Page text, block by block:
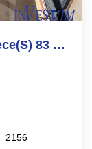
Appartement St Genis Laval 4 Pièce(s) 83 M2 + Parking +cave.
2156